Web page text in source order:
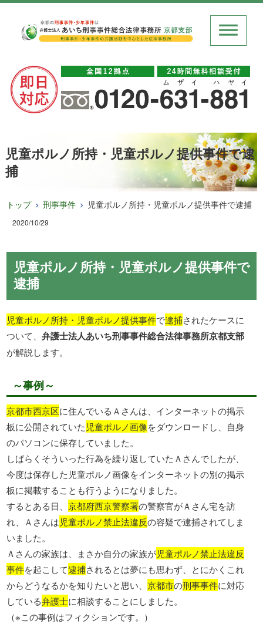
児童ポルノ所持・児童ポルノ提供事件で逮
捕
トップ 刑事事件 児童ポルノ所持・児童ポルノ提供事件で逮捕
2020/10/29
児童ポルノ所持・児童ポルノ提供事件で
逮捕
児童ポルノ所持・児童ポルノ提供事件で逮捕されたケースに
ついて、弁護士法人あいち刑事事件総合法律事務所京都支部
が解説します。
～事例～
京都市西京区に住んでいるＡさんは、インターネットの掲示
板に公開されていた 児童ポルノ画像をダウンロードし、自身
のパソコンに保存していました。
しばらくそういった行為を繰り返していたＡさんでしたが、
今度は保存した児童ポルノ画像をインターネットの別の掲示
板に掲載することも行うようになりました。
するとある日、京都府西京警察署の警察官がＡさん宅を訪
れ、Ａさんは児童ポルノ禁止法違反の容疑で逮捕されてしま
いました。
Ａさんの家族は、まさか自分の家族が児童ポルノ禁止法違反
事件を起こして逮捕されるとは夢にも思わず、とにかくこれ
からどうなるかを知りたいと思い、京都市の刑事事件に対応
している弁護士に相談することにしました。
（※この事例はフィクションです。）